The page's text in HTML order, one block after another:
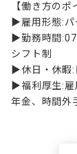
【働き方のポ
▶雇用形態:パ
▶勤務時間
シフト制
▶休日・休暇:
▶福利厚生:雇
年金、時間外